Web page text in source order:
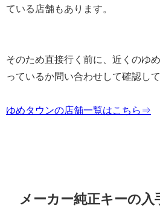
ている店舗もあります。
そのため直接行く前に、近くのゆ
っているか問い合わせして確認して
ゆめタウンの店舗一覧はこちら⇒
メーカー純正キーの入